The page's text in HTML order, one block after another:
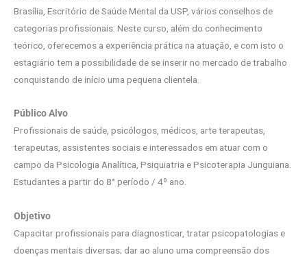
Brasília, Escritório de Saúde Mental da USP, vários conselhos de
categorias profissionais. Neste curso, além do conhecimento
teórico, oferecemos a experiência prática na atuação, e com isto o
estagiário tem a possibilidade de se inserir no mercado de trabalho
conquistando de início uma pequena clientela.
Público Alvo
Profissionais de saúde, psicólogos, médicos, arte terapeutas,
terapeutas, assistentes sociais e interessados em atuar com o
campo da Psicologia Analítica, Psiquiatria e Psicoterapia Junguiana.
Estudantes a partir do 8° período / 4º ano.
Objetivo
Capacitar profissionais para diagnosticar, tratar psicopatologias e
doenças mentais diversas; dar ao aluno uma compreensão dos